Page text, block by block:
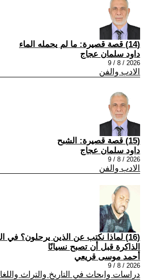
(14) قصة قصيرة: ما لم يحمله الماء
داود سلمان عجاج
2026 / 8 / 9
الادب والفن
(15) قصة قصيرة: الشبح
داود سلمان عجاج
2026 / 8 / 9
الادب والفن
(16) لماذا نكتب عن الذين يرحلون؟ في
الذاكرة قبل أن تصبح نسيانًا
أحمد موسى قريعي
2026 / 8 / 9
دراسات وابحاث في التاريخ والتراث